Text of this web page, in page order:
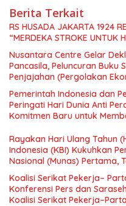
Berita Terkait
RS HUSADA JAKARTA 1924
“MERDEKA STROKE UNTUK
Nusantara Centre Gelar
Pancasila, Peluncuran
Penjajahan (Pergolakan
Simposium Nasional
Nasional dan Kesejahteraan
Menuju Indonesia Emas
Pemerintah Indonesia dan
Peringati Hari Dunia Anti
Komitmen Baru untuk
Rayakan Hari Ulang Tahun
Indonesia (KBI) Kukuhkan
Nasional (Munas) Pertama,
Pengembangan Organisasi
Indonesia dan
Koalisi Serikat Pekerja–
Konferensi Pers dan
Koalisi Serikat